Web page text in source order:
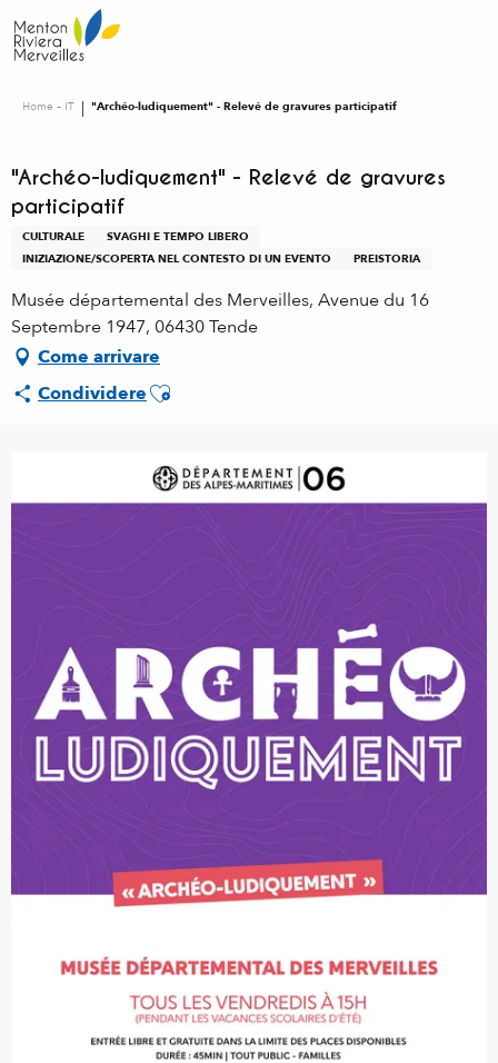
au
contenu
Home – IT "Archéo-ludiquement" - Relevé de gravures participatif
"Archéo-ludiquement" - Relevé de gravures
participatif
CULTURALE
SVAGHI E TEMPO LIBERO
INIZIAZIONE/SCOPERTA NEL CONTESTO DI UN EVENTO
PREISTORIA
Musée départemental des Merveilles, Avenue du 16
Septembre 1947, 06430 Tende
Come arrivare
CondividereAjouter aux favoris